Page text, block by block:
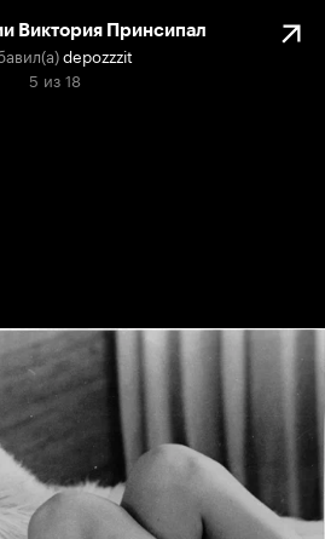
Виктория Принсипал
depozzzit
5 из 18